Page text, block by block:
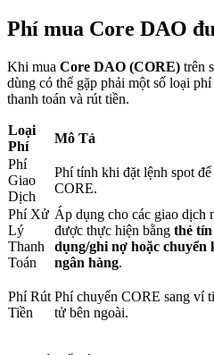
Đầu tư độc quyền cho người
Khoản vay
Dịch vụ vay được hỗ trợ
Phí mua Core DAO
Khi mua Core DAO (CORE) trên
dùng có thể gặp phải một số loại
thanh toán và rút tiền.
Loại
Phí
Mô Tả
Phí
Giao
Dịch
Phí tính khi đặt lệnh spot để
CORE.
Phí Xử
Lý
Thanh
Toán
Áp dụng cho các giao dịch
được thực hiện bằng thẻ tín
dụng/ghi nợ hoặc chuyển
ngân hàng.
Phí Rút
Tiền
Phí chuyển CORE sang ví
tử bên ngoài.